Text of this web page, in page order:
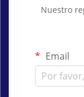
Nuestro
Email